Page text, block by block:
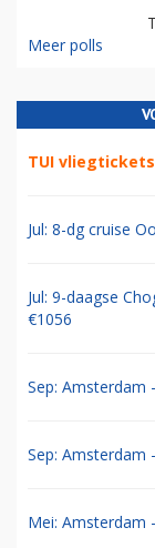
Meer polls
TUI vliegtickets
Jul: 8-dg cruise
Jul: 9-daagse
€1056
Sep: Amsterdam
Sep: Amsterdam
Mei: Amsterdam